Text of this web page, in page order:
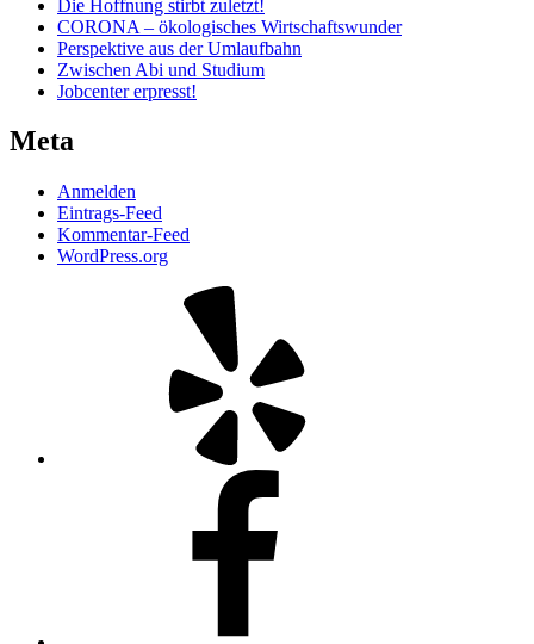
Die Hoffnung stirbt zuletzt!
CORONA – ökologisches Wirtschaftswunder
Perspektive aus der Umlaufbahn
Zwischen Abi und Studium
Jobcenter erpresst!
Meta
Anmelden
Eintrags-Feed
Kommentar-Feed
WordPress.org